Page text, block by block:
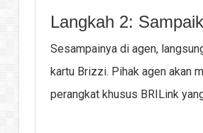
Langkah 2:
Sesampainya di agen,
kartu Brizzi. Pihak agen akan
perangkat khusus BRILink